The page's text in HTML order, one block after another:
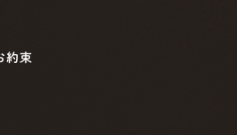
約束